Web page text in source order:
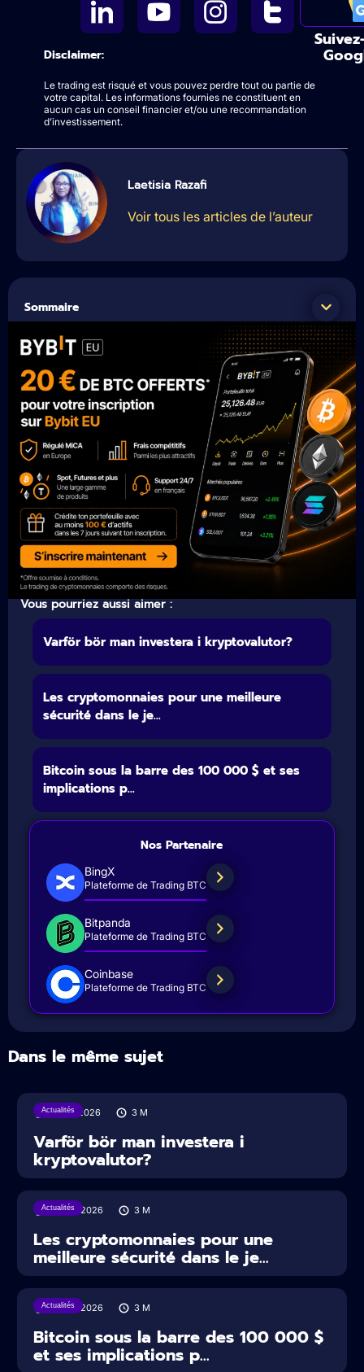
Disclaimer:
Le trading est risqué et vous pouvez perdre tout ou partie de
votre capital. Les informations fournies ne constituent en
aucun cas un conseil financier et/ou une recommandation
d’investissement.
Laetisia Razafi
Voir tous les articles de l’auteur
Sommaire
Vous pourriez aussi aimer :
Varför bör man investera i kryptovalutor?
Les cryptomonnaies pour une meilleure
sécurité dans le je...
Bitcoin sous la barre des 100 000 $ et ses
implications p...
Nos Partenaire
BingX
Plateforme de Trading BTC
Bitpanda
Plateforme de Trading BTC
Coinbase
Plateforme de Trading BTC
Dans le même sujet
Actualités
31/07/2026 3 M
Varför bör man investera i
kryptovalutor?
Actualités
30/07/2026 3 M
Les cryptomonnaies pour une
meilleure sécurité dans le je...
Actualités
29/07/2026 3 M
Bitcoin sous la barre des 100 000 $
et ses implications p...